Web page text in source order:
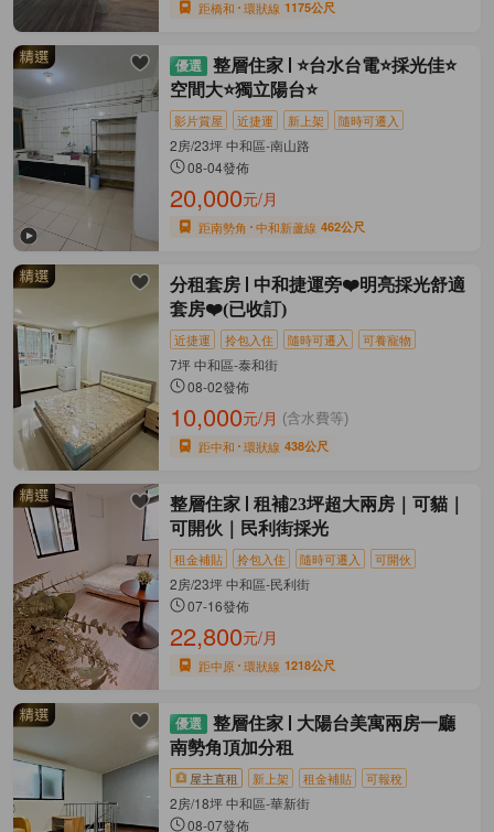
距橋和 環狀線 1175公尺
整層住家
⭐台水台電⭐採光佳⭐
空間大⭐獨立陽台⭐
影片賞屋 近捷運 新上架 隨時可遷入
2房/23坪 中和區-南山路
08-04發佈
20,000元/月
距南勢角 中和新蘆線 462公尺
分租套房
中和捷運旁❤️明亮採光舒適
套房❤️(已收訂)
近捷運 拎包入住 隨時可遷入 可養寵物
7坪 中和區-泰和街
08-02發佈
10,000元/月 (含水費等)
距中和 環狀線 438公尺
整層住家
租補23坪超大兩房｜可貓｜
可開伙｜民利街採光
租金補貼 拎包入住 隨時可遷入 可開伙
2房/23坪 中和區-民利街
07-16發佈
22,800元/月
距中原 環狀線 1218公尺
整層住家
大陽台美寓兩房一廳
南勢角頂加分租
屋主直租 新上架 租金補貼 可報稅
2房/18坪 中和區-華新街
08-07發佈